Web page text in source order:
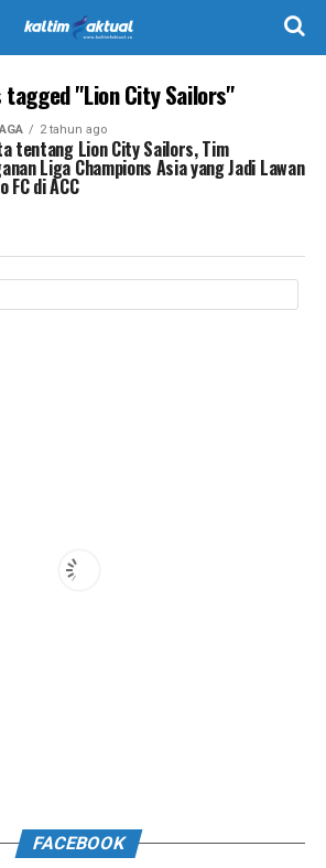
"Lion City Sailors"
2 tahun ago
tentang Lion City Sailors, Tim
Liga Champions Asia yang Jadi Lawan
FC di ACC
FACEBOOK